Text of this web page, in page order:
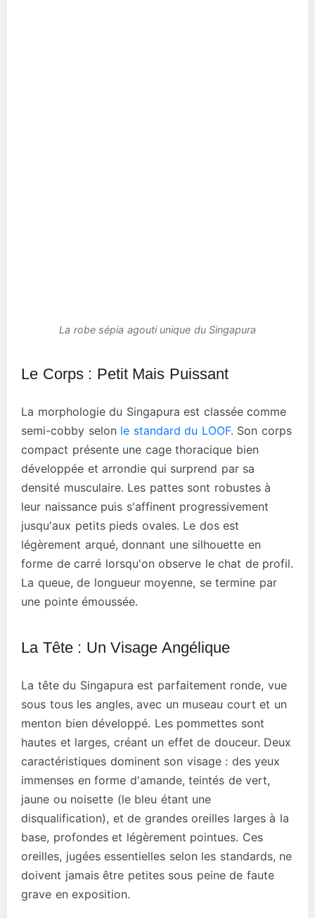
La robe sépia agouti unique du Singapura
Le Corps : Petit Mais Puissant
La morphologie du Singapura est classée comme
semi-cobby selon le standard du LOOF. Son corps
compact présente une cage thoracique bien
développée et arrondie qui surprend par sa
densité musculaire. Les pattes sont robustes à
leur naissance puis s'affinent progressivement
jusqu'aux petits pieds ovales. Le dos est
légèrement arqué, donnant une silhouette en
forme de carré lorsqu'on observe le chat de profil.
La queue, de longueur moyenne, se termine par
une pointe émoussée.
La Tête : Un Visage Angélique
La tête du Singapura est parfaitement ronde, vue
sous tous les angles, avec un museau court et un
menton bien développé. Les pommettes sont
hautes et larges, créant un effet de douceur. Deux
caractéristiques dominent son visage : des yeux
immenses en forme d'amande, teintés de vert,
jaune ou noisette (le bleu étant une
disqualification), et de grandes oreilles larges à la
base, profondes et légèrement pointues. Ces
oreilles, jugées essentielles selon les standards, ne
doivent jamais être petites sous peine de faute
grave en exposition.